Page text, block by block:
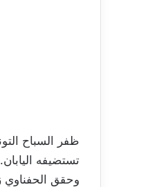
تستضيفه اليابان.